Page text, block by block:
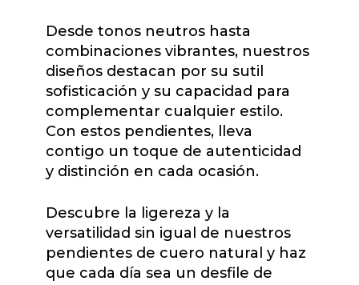
Desde tonos neutros hasta
combinaciones vibrantes, nuestros
diseños destacan por su sutil
sofisticación y su capacidad para
complementar cualquier estilo.
Con estos pendientes, lleva
contigo un toque de autenticidad
y distinción en cada ocasión.
Descubre la ligereza y la
versatilidad sin igual de nuestros
pendientes de cuero natural y haz
que cada día sea un desfile de